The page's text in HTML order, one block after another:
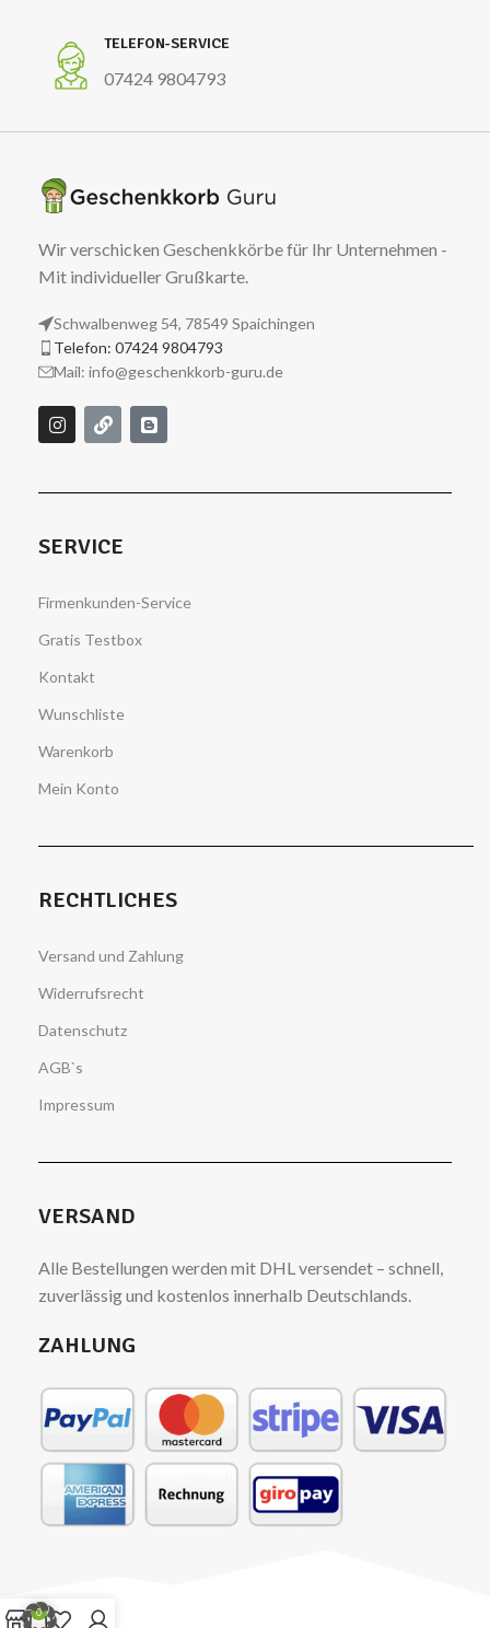
TELEFON-SERVICE
07424 9804793
Wir verschicken Geschenkkörbe für Ihr Unternehmen -
Mit individueller Grußkarte.
Schwalbenweg 54, 78549 Spaichingen
Telefon: 07424 9804793
Mail: info@geschenkkorb-guru.de
SERVICE
Firmenkunden-Service
Gratis Testbox
Kontakt
Wunschliste
Warenkorb
Mein Konto
RECHTLICHES
Versand und Zahlung
Widerrufsrecht
Datenschutz
AGB`s
Impressum
VERSAND
Alle Bestellungen werden mit DHL versendet – schnell,
zuverlässig und kostenlos innerhalb Deutschlands.
ZAHLUNG
0